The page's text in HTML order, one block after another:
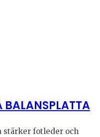
BALANSPLATTA
stärker fotleder och